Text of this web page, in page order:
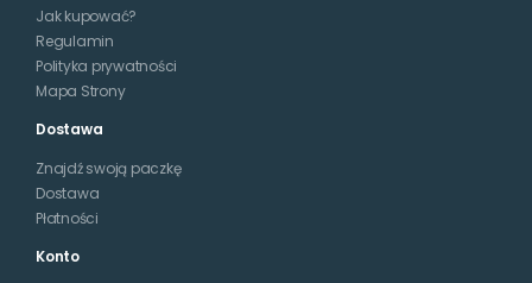
Jak kupować?
Regulamin
Polityka prywatności
Mapa Strony
Dostawa
Znajdź swoją paczkę
Dostawa
Płatności
Konto